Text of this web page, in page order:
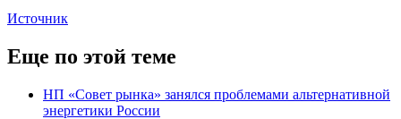
Источник
Еще по этой теме
НП «Совет рынка» занялся проблемами альтернативной
энергетики России